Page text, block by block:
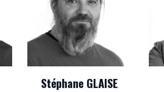
Stéphane GLAISE